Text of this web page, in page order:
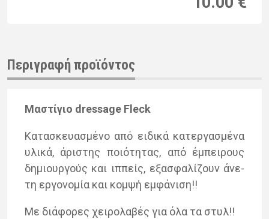
Περιγραφή προϊόντος
Μαστί­γιο dressage Fleck
Κατα­σκευα­σμέ­νο από ει­δι­κά κα­τερ­γα­σμέ­να
υλι­κά, άρι­στης ποιό­τη­τας, από έμπει­ρους
δη­μιουρ­γούς και ιπ­πείς, εξα­σφα­λί­ζουν άνε­
τη ερ­γο­νο­μία και κομ­ψή εμ­φά­νι­ση!!
Με διά­φο­ρες χει­ρο­λα­βές για όλα τα στυλ!!